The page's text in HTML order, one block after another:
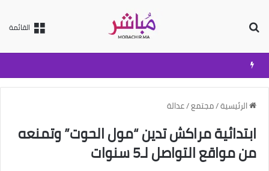
القائمة
الرئيسية/مجتمع/عدالة
ابتدائية مراكش تدين “مول الحوت” وتمنعه
من مواقع التواصل لـ5 سنوات